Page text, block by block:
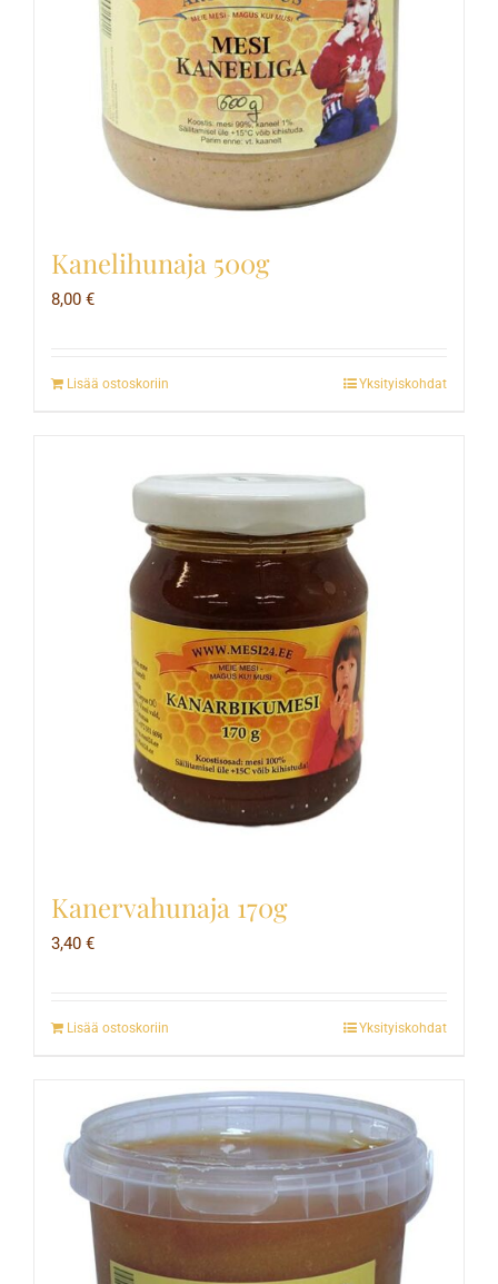
Kanelihunaja 500g
8,00 €
Lisää ostoskoriin Yksityiskohdat
Kanervahunaja 170g
3,40 €
Lisää ostoskoriin Yksityiskohdat